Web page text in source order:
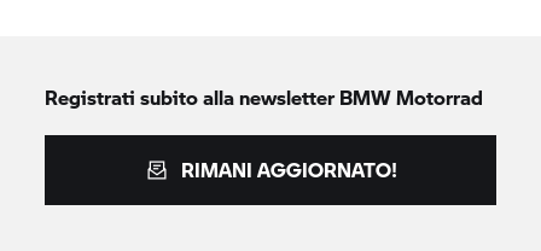
Registrati subito alla newsletterBMW Motorrad
RIMANI AGGIORNATO!